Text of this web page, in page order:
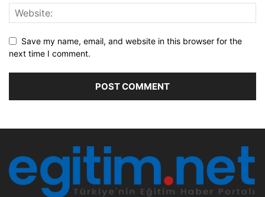
Save my name, email, and website in this browser for the
next time I comment.